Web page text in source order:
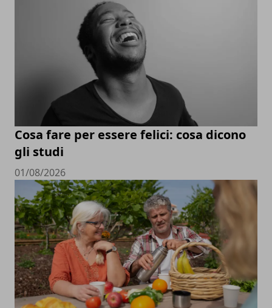
Cosa fare per essere felici: cosa dicono
gli studi
01/08/2026